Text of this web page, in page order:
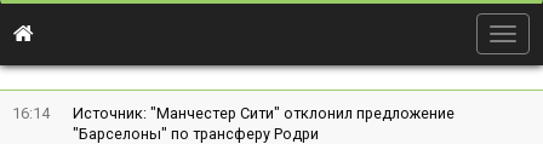
16:14
Источник: "Манчестер Сити" отклонил предложение
"Барселоны" по трансферу Родри